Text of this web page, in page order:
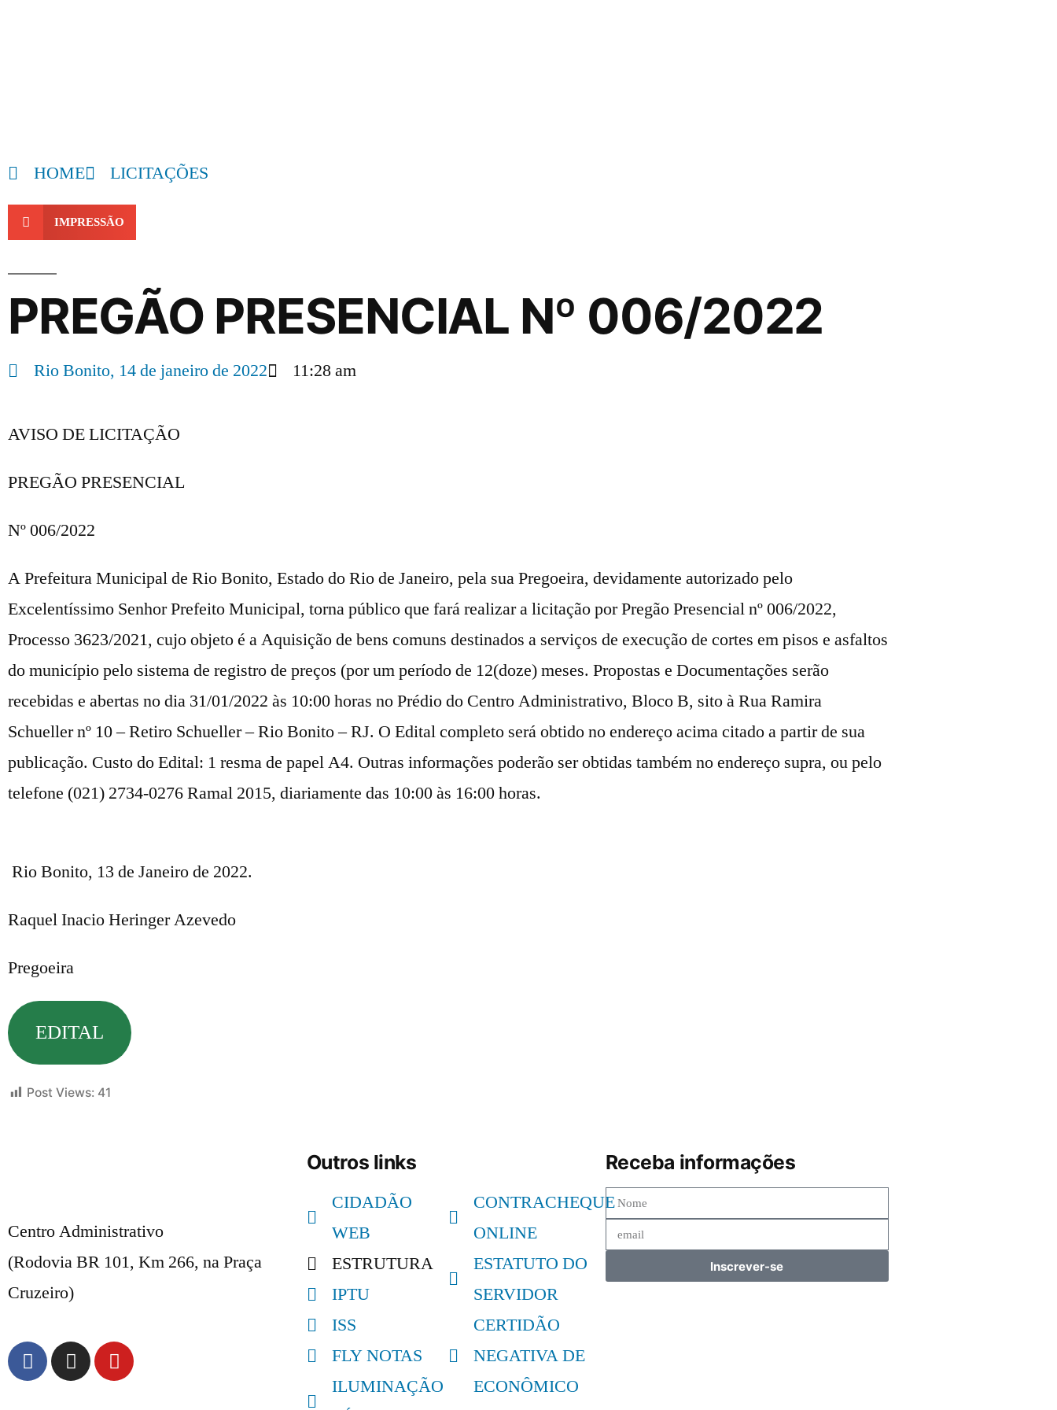
HOME LICITAÇÕES
IMPRESSÃO
PREGÃO PRESENCIAL Nº 006/2022
Rio Bonito, 14 de janeiro de 2022 11:28 am
AVISO DE LICITAÇÃO
PREGÃO PRESENCIAL
Nº 006/2022
A Prefeitura Municipal de Rio Bonito, Estado do Rio de Janeiro, pela sua Pregoeira, devidamente autorizado pelo
Excelentíssimo Senhor Prefeito Municipal, torna público que fará realizar a licitação por Pregão Presencial nº 006/2022,
Processo 3623/2021, cujo objeto é a Aquisição de bens comuns destinados a serviços de execução de cortes em pisos e asfaltos
do município pelo sistema de registro de preços (por um período de 12(doze) meses. Propostas e Documentações serão
recebidas e abertas no dia 31/01/2022 às 10:00 horas no Prédio do Centro Administrativo, Bloco B, sito à Rua Ramira
Schueller nº 10 – Retiro Schueller – Rio Bonito – RJ. O Edital completo será obtido no endereço acima citado a partir de sua
publicação. Custo do Edital: 1 resma de papel A4. Outras informações poderão ser obtidas também no endereço supra, ou pelo
telefone (021) 2734-0276 Ramal 2015, diariamente das 10:00 às 16:00 horas.
Rio Bonito, 13 de Janeiro de 2022.
Raquel Inacio Heringer Azevedo
Pregoeira
EDITAL
Post Views: 41
Centro Administrativo
(Rodovia BR 101, Km 266, na Praça
Cruzeiro)
Outros links
CIDADÃO
WEB
ESTRUTURA
IPTU
ISS
FLY NOTAS
ILUMINAÇÃO
CONTRACHEQUE
ONLINE
ESTATUTO DO
SERVIDOR
CERTIDÃO
NEGATIVA DE
ECONÔMICO
Receba informações
Inscrever-se